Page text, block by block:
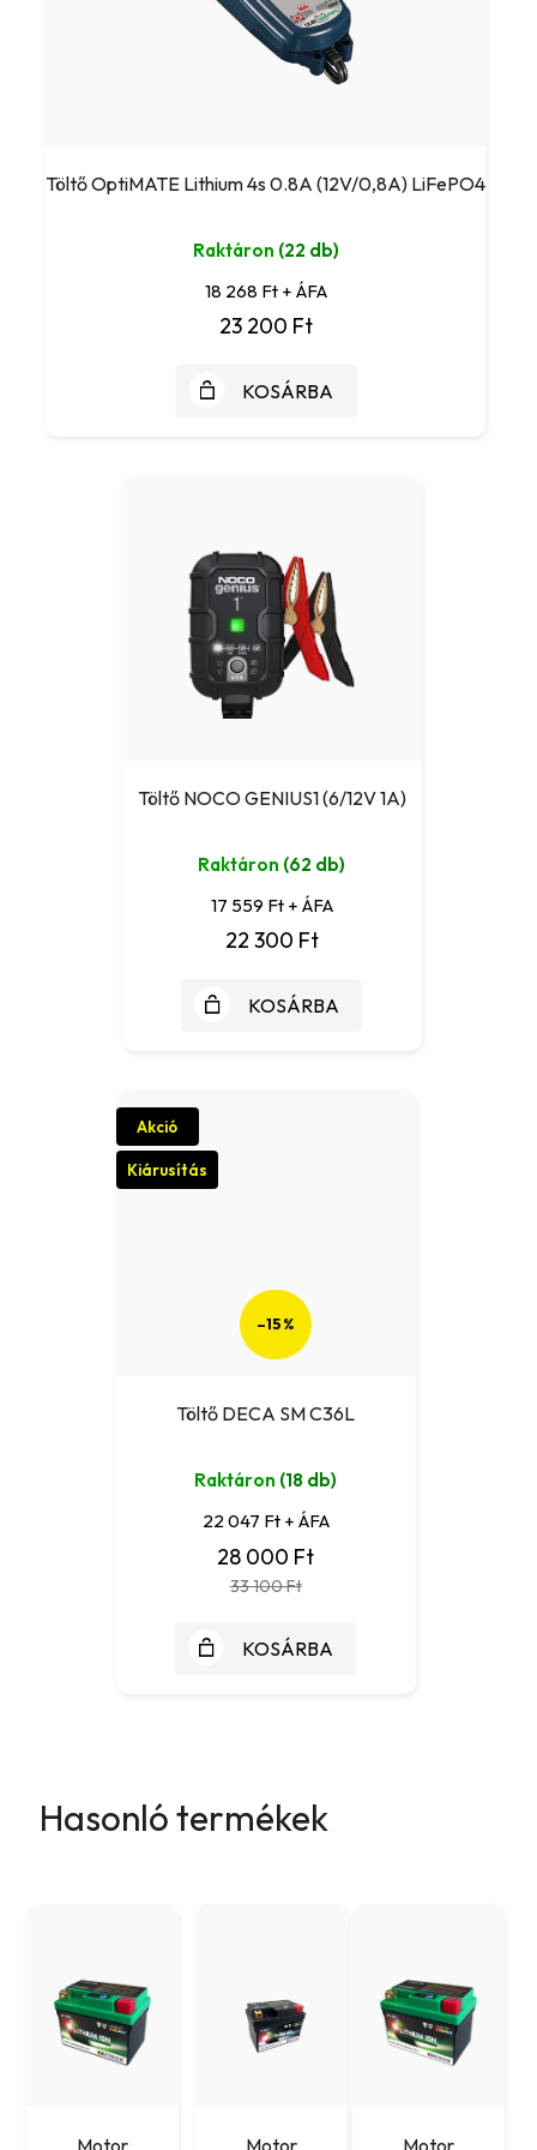
Töltő OptiMATE Lithium 4s 0.8A (12V/0,8A) LiFePO4
Raktáron (22 db)
18 268 Ft + ÁFA
23 200 Ft
KOSÁRBA
Töltő NOCO GENIUS1 (6/12V 1A)
Raktáron (62 db)
17 559 Ft + ÁFA
22 300 Ft
KOSÁRBA
Akció
Kiárusítás
Töltő DECA SM C36L
Raktáron (18 db)
22 047 Ft + ÁFA
28 000 Ft
33 100 Ft
–15 %
KOSÁRBA
Hasonló termékek